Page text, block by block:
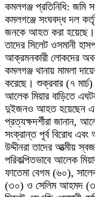
কমলগঞ্জ প্রতিনিধি: জমি
কমলগঞ্জে সংঘবদ্ধ দল
জনকে আহত করা
তাদের সিলেট ওসমানী
আক্রমনকারী লোকদের
কমলগঞ্জ থানায় মামলা
করেছে। শুক্রবার (৭ মার্চ)
আলেক মিয়ার বাড়িতে
দুইজনও আহত হয়েছেন এবং
প্রত্যক্ষদর্শীরা জানান,
সংক্রান্ত পূর্ব বিরোধ
উদ্দীনরা তাদের আত্মীয়
পরিকল্পিতভাবে আলেক
ফাতেমা বেগম (৬০),
(৩০) ও সেলিম আহমদ